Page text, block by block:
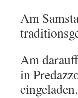
Am
Am
in
eingeladen.